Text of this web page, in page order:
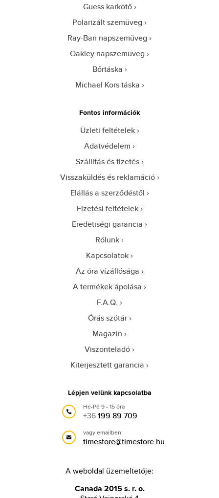
Guess karkötő
Polarizált szemüveg
Ray-Ban napszemüveg
Oakley napszemüveg
Bőrtáska
Michael Kors táska
Fontos információk
Üzleti feltételek
Adatvédelem
Szállítás és fizetés
Visszaküldés és reklamáció
Elállás a szerződéstől
Fizetési feltételek
Eredetiségi garancia
Rólunk
Kapcsolatok
Az óra vízállósága
A termékek ápolása
F.A.Q.
Órás szótár
Magazin
Viszonteladó
Kiterjesztett garancia
Lépjen velünk kapcsolatba
Hé-Pé 9 - 15 óra
+36199 89 709
vagy emailben:
timestore@timestore.hu
A weboldal üzemeltetője:
Canada 2015 s. r. o.